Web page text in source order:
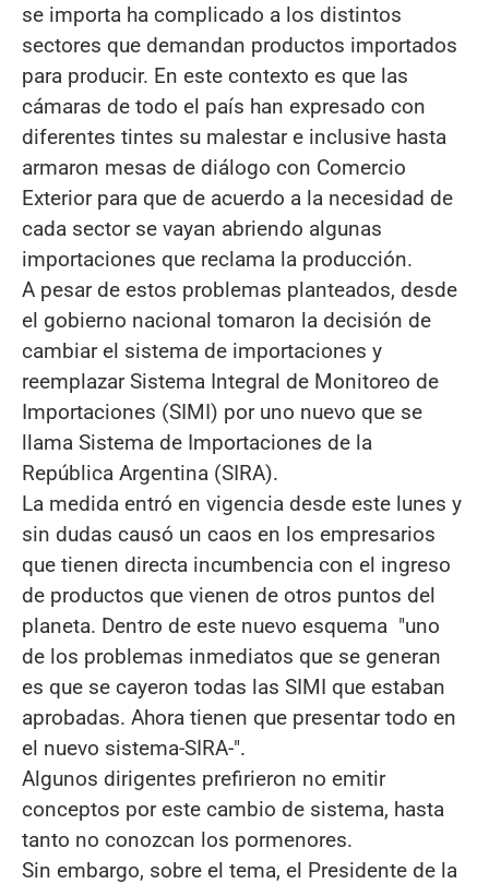
se importa ha complicado a los distintos
sectores que demandan productos importados
para producir. En este contexto es que las
cámaras de todo el país han expresado con
diferentes tintes su malestar e inclusive hasta
armaron mesas de diálogo con Comercio
Exterior para que de acuerdo a la necesidad de
cada sector se vayan abriendo algunas
importaciones que reclama la producción.
A pesar de estos problemas planteados, desde
el gobierno nacional tomaron la decisión de
cambiar el sistema de importaciones y
reemplazar Sistema Integral de Monitoreo de
Importaciones (SIMI) por uno nuevo que se
llama Sistema de Importaciones de la
República Argentina (SIRA).
La medida entró en vigencia desde este lunes y
sin dudas causó un caos en los empresarios
que tienen directa incumbencia con el ingreso
de productos que vienen de otros puntos del
planeta. Dentro de este nuevo esquema "uno
de los problemas inmediatos que se generan
es que se cayeron todas las SIMI que estaban
aprobadas. Ahora tienen que presentar todo en
el nuevo sistema-SIRA-".
Algunos dirigentes prefirieron no emitir
conceptos por este cambio de sistema, hasta
tanto no conozcan los pormenores.
Sin embargo, sobre el tema, el Presidente de la